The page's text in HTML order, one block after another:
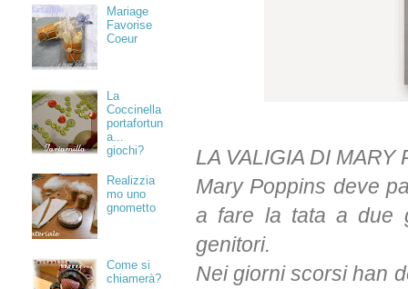
LA VALIGIA DI MARY
Mary Poppins deve
a fare la tata a due
genitori.
Nei giorni scorsi han
Mariage
Favorise
Coeur
La
Coccinella
portafortun
a...
giochi?
Realizzia
mo uno
gnometto
Come si
chiamerà?